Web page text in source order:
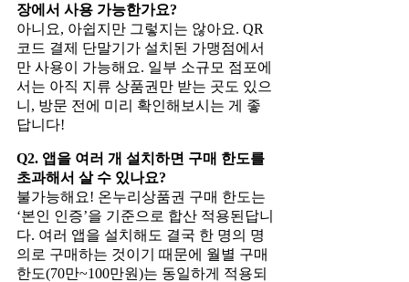
장에서 사용 가능한가요?
아니요, 아쉽지만 그렇지는 않아요. QR
코드 결제 단말기가 설치된 가맹점에서
만 사용이 가능해요. 일부 소규모 점포에
서는 아직 지류 상품권만 받는 곳도 있으
니, 방문 전에 미리 확인해보시는 게 좋
답니다!
Q2. 앱을 여러 개 설치하면 구매 한도를
초과해서 살 수 있나요?
불가능해요! 온누리상품권 구매 한도는
‘본인 인증’을 기준으로 합산 적용된답니
다. 여러 앱을 설치해도 결국 한 명의 명
의로 구매하는 것이기 때문에 월별 구매
한도(70만~100만원)는 동일하게 적용되